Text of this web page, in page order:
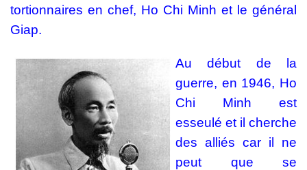
tortionnaires en chef, Ho Chi Minh et le général
Giap.
Au début de la
guerre, en 1946, Ho
Chi Minh
est
esseulé et il cherche
des alliés car il ne
peut que se